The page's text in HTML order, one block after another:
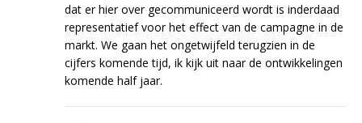
dat er hier over gecommuniceerd wordt is inderdaad
representatief voor het effect van de campagne in de
markt. We gaan het ongetwijfeld terugzien in de
cijfers komende tijd, ik kijk uit naar de ontwikkelingen
komende half jaar.